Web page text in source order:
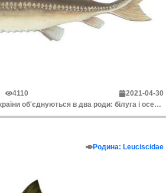
4110
2021-04-30
Представники осетрових України об'єднуються в два роди: білуга і осетер. Опис білуги представлений видом такої ж назви, який відрізняється від осетрів...
Родина: Leuciscidae